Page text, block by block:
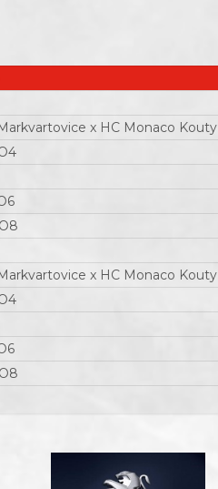
x HC Monaco Kouty
x HC Monaco Kouty